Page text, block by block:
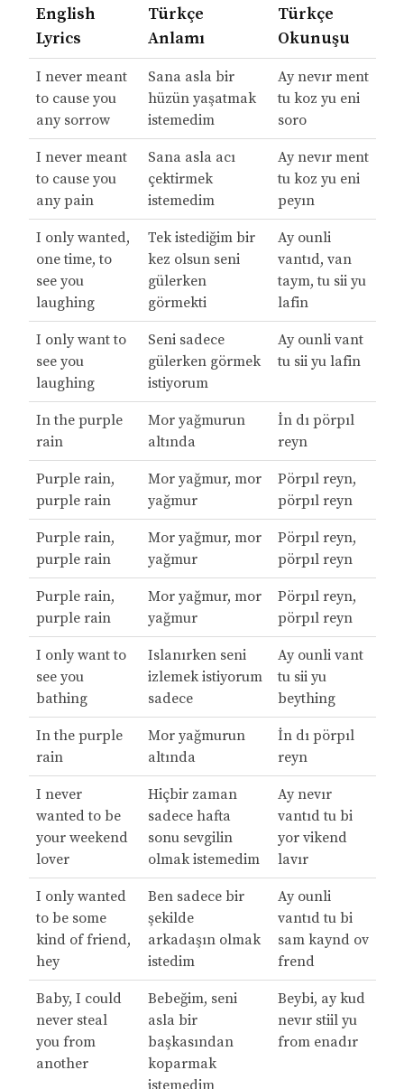
English
Lyrics
Türkçe
Anlamı
Türkçe
Okunuşu
I never meant
to cause you
any sorrow
Sana asla bir
hüzün yaşatmak
istemedim
Ay nevır ment
tu koz yu eni
soro
I never meant
to cause you
any pain
Sana asla acı
çektirmek
istemedim
Ay nevır ment
tu koz yu eni
peyın
I only wanted,
one time, to
see you
laughing
Tek istediğim bir
kez olsun seni
gülerken
görmekti
Ay ounli
vantıd, van
taym, tu sii yu
lafin
I only want to
see you
laughing
Seni sadece
gülerken görmek
istiyorum
Ay ounli vant
tu sii yu lafin
In the purple
rain
Mor yağmurun
altında
İn dı pörpıl
reyn
Purple rain,
purple rain
Mor yağmur, mor
yağmur
Pörpıl reyn,
pörpıl reyn
Purple rain,
purple rain
Mor yağmur, mor
yağmur
Pörpıl reyn,
pörpıl reyn
Purple rain,
purple rain
Mor yağmur, mor
yağmur
Pörpıl reyn,
pörpıl reyn
I only want to
see you
bathing
Islanırken seni
izlemek istiyorum
sadece
Ay ounli vant
tu sii yu
beything
In the purple
rain
Mor yağmurun
altında
İn dı pörpıl
reyn
I never
wanted to be
your weekend
lover
Hiçbir zaman
sadece hafta
sonu sevgilin
olmak istemedim
Ay nevır
vantıd tu bi
yor vikend
lavır
I only wanted
to be some
kind of friend,
hey
Ben sadece bir
şekilde
arkadaşın olmak
istedim
Ay ounli
vantıd tu bi
sam kaynd ov
frend
Baby, I could
never steal
you from
another
Bebeğim, seni
asla bir
başkasından
koparmak
Beybi, ay kud
nevır stiil yu
from enadır